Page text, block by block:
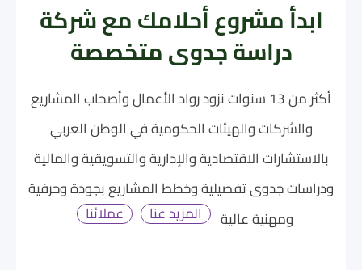
ابدأ مشروع أحلامك مع شركة
دراسة جدوى متخصصة
أكثر من 13 سنوات نزود رواد الأعمال وأصحاب المشاريع
والشركات والهيئات الحكومية في الوطن العربي
بالاستشارات الاقتصادية والإدارية والتسويقية والمالية
ودراسات جدوى تفصيلية وخطط المشاريع بجودة وحرفية
ومهنية عالية
المزيد عنا عملائنا